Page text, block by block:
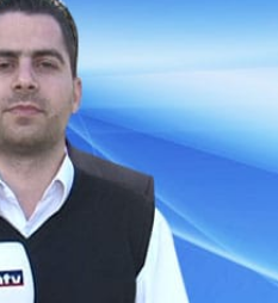
منوعات
كأس العالم
جدول البرامج
شاهد البرامج
الترددات